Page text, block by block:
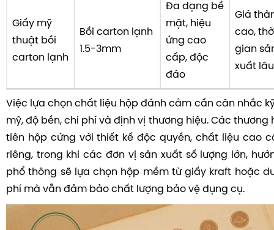
Giấy mỹ
thuật bồi
carton lạnh
Bồi carton lạnh
1.5-3mm
Đa dạng bề
mặt, hiệu
ứng cao
cấp, độc
đáo
Giá
cao,
gian
xuất lâu
Việc lựa chọn chất liệu hộp đánh cảm cần cân nhắc
mỹ, độ bền, chi phí và định vị thương hiệu. Các thương
tiên hộp cứng với thiết kế độc quyền, chất liệu cao
riêng, trong khi các đơn vị sản xuất số lượng lớn,
phổ thông sẽ lựa chọn hộp mềm từ giấy kraft hoặc
phí mà vẫn đảm bảo chất lượng bảo vệ dụng cụ.